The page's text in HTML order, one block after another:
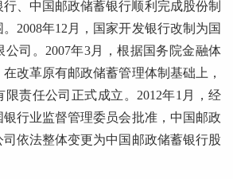
、中国邮政储蓄银行顺利完成股份制
2008年12月，国家开发银行改制为国
司。2007年3月，根据国务院金融体
改革原有邮政储蓄管理体制基础上，
限责任公司正式成立。2012年1月，经
行业监督管理委员会批准，中国邮政
依法整体变更为中国邮政储蓄银行股